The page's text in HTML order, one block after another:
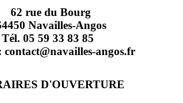
62 rue du Bourg
Navailles-Angos
Tél. 05 59 33 83 85
contact@navailles-angos.fr
D'OUVERTURE